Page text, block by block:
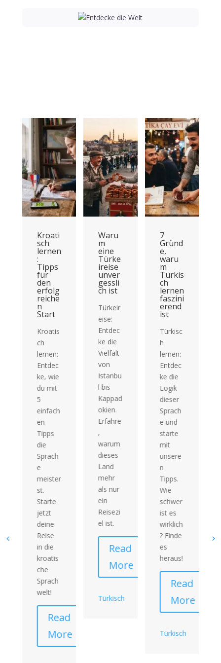
Kroati
sch
lernen
:
Tipps
für
den
erfolg
reiche
n
Start
Kroatis
ch
lernen:
Entdec
ke, wie
du mit
5
einfach
en
Tipps
die
Sprach
e
meister
st.
Starte
jetzt
deine
Reise
in die
kroatis
che
Sprach
welt!
Read
More
Waru
m
eine
Türke
ireise
unver
gessli
ch ist
Türkeir
eise:
Entdec
ke die
Vielfalt
von
Istanbu
l bis
Kappad
okien.
Erfahre
,
warum
dieses
Land
mehr
als nur
ein
Reisezi
el ist.
Read
More
Türkisch
7
Gründ
e,
waru
m
Türkis
ch
lernen
faszini
erend
ist
Türkisc
h
lernen:
Entdec
ke die
Logik
dieser
Sprach
e und
starte
mit
unsere
n
Tipps.
Wie
schwer
ist es
wirklich
? Finde
es
heraus!
Read
More
Türkisch